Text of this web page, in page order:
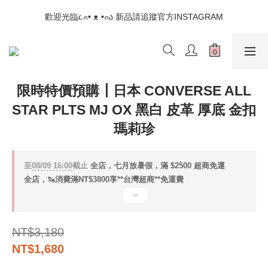
📣如果遇到結帳沒有反應，請另開瀏覽器 (不要直接從ig連結網站
下單)
歡迎光臨૮⍝• ᴥ •⍝ა 新品請追蹤官方INSTAGRAM
📣如果遇到結帳沒有反應，請另開瀏覽器 (不要直接從ig連結網站
限時特價預購┃日本 CONVERSE ALL
STAR PLTS MJ OX 黑白 皮革 厚底 金扣
瑪莉珍
至08/09 16:00截止 全店，七月放暑假，滿 $2500 超商免運
全店，🦦消費滿NT$3800享**台灣超商**免運費
NT$3,180
NT$1,680